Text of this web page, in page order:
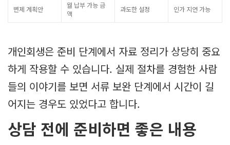
변제 계획안
월 납부 가능 금
액
과도한 설정 인가 지연 가능
개인회생은 준비 단계에서 자료 정리가 상당히 중요
하게 작용할 수 있습니다. 실제 절차를 경험한 사람
들의 이야기를 보면 서류 보완 단계에서 시간이 길
어지는 경우도 있었다고 합니다.
상담 전에 준비하면 좋은 내용